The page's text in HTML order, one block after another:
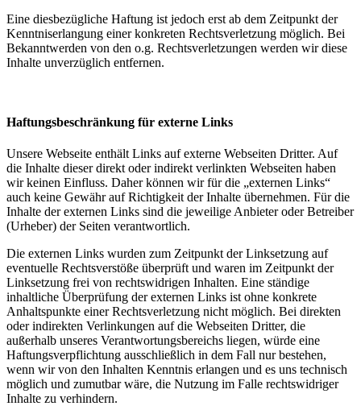
Eine diesbezügliche Haftung ist jedoch erst ab dem Zeitpunkt der
Kenntniserlangung einer konkreten Rechtsverletzung möglich. Bei
Bekanntwerden von den o.g. Rechtsverletzungen werden wir diese
Inhalte unverzüglich entfernen.
Haftungsbeschränkung für externe Links
Unsere Webseite enthält Links auf externe Webseiten Dritter. Auf
die Inhalte dieser direkt oder indirekt verlinkten Webseiten haben
wir keinen Einfluss. Daher können wir für die „externen Links“
auch keine Gewähr auf Richtigkeit der Inhalte übernehmen. Für die
Inhalte der externen Links sind die jeweilige Anbieter oder Betreiber
(Urheber) der Seiten verantwortlich.
Die externen Links wurden zum Zeitpunkt der Linksetzung auf
eventuelle Rechtsverstöße überprüft und waren im Zeitpunkt der
Linksetzung frei von rechtswidrigen Inhalten. Eine ständige
inhaltliche Überprüfung der externen Links ist ohne konkrete
Anhaltspunkte einer Rechtsverletzung nicht möglich. Bei direkten
oder indirekten Verlinkungen auf die Webseiten Dritter, die
außerhalb unseres Verantwortungsbereichs liegen, würde eine
Haftungsverpflichtung ausschließlich in dem Fall nur bestehen,
wenn wir von den Inhalten Kenntnis erlangen und es uns technisch
möglich und zumutbar wäre, die Nutzung im Falle rechtswidriger
Inhalte zu verhindern.